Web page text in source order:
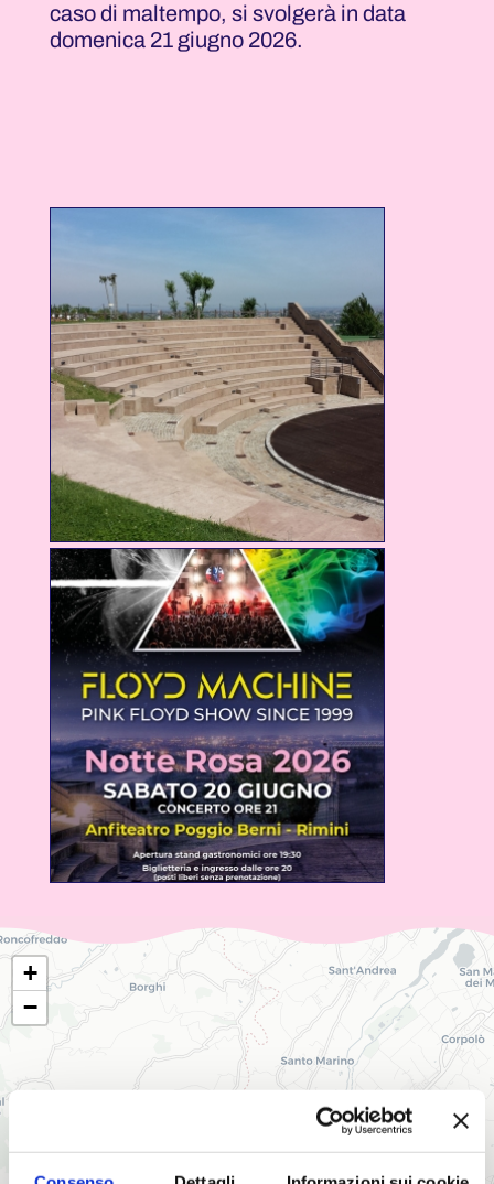
caso di maltempo, si svolgerà in data
domenica 21 giugno 2026.
+
−